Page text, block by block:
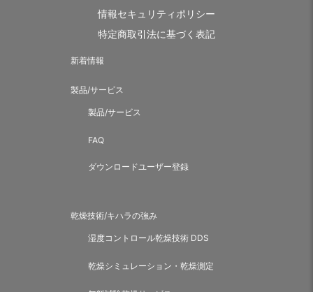
情報セキュリティポリシー
特定商取引法に基づく表記
新着情報
製品/サービス
製品/サービス
FAQ
ダウンロードユーザー登録
乾燥技術/キハラの強み
湿度コントロール乾燥技術 DDS
乾燥シミュレーション・乾燥測定